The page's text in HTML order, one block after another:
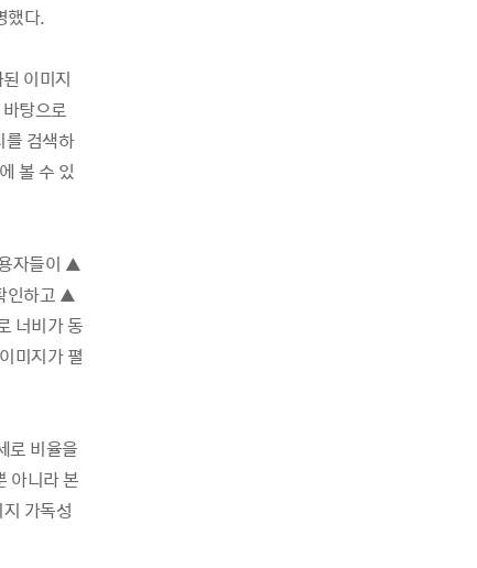
했다.
이미지
탕으로
를 검색하
볼 수 있
자들이 ▲
인하고 ▲
너비가 동
미지가 펼
로 비율을
아니라 본
가독성